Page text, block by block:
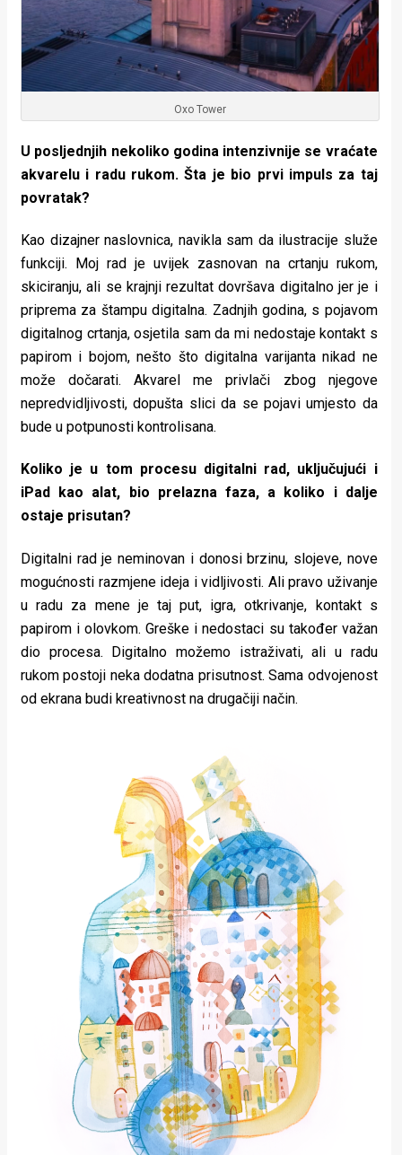
Oxo Tower
U posljednjih nekoliko godina intenzivnije se vraćate
akvarelu i radu rukom. Šta je bio prvi impuls za taj
povratak?
Kao dizajner naslovnica, navikla sam da ilustracije služe
funkciji. Moj rad je uvijek zasnovan na crtanju rukom,
skiciranju, ali se krajnji rezultat dovršava digitalno jer je i
priprema za štampu digitalna. Zadnjih godina, s pojavom
digitalnog crtanja, osjetila sam da mi nedostaje kontakt s
papirom i bojom, nešto što digitalna varijanta nikad ne
može dočarati. Akvarel me privlači zbog njegove
nepredvidljivosti, dopušta slici da se pojavi umjesto da
bude u potpunosti kontrolisana.
Koliko je u tom procesu digitalni rad, uključujući i
iPad kao alat, bio prelazna faza, a koliko i dalje
ostaje prisutan?
Digitalni rad je neminovan i donosi brzinu, slojeve, nove
mogućnosti razmjene ideja i vidljivosti. Ali pravo uživanje
u radu za mene je taj put, igra, otkrivanje, kontakt s
papirom i olovkom. Greške i nedostaci su također važan
dio procesa. Digitalno možemo istraživati, ali u radu
rukom postoji neka dodatna prisutnost. Sama odvojenost
od ekrana budi kreativnost na drugačiji način.